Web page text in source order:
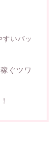
すいバッ
ぐツワ